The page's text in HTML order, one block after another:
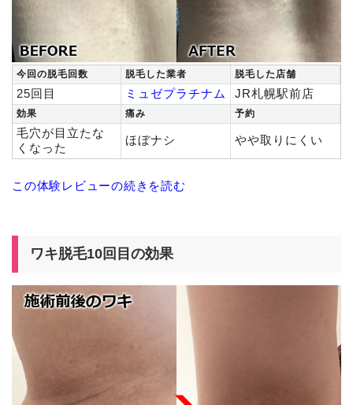
今回の脱毛回数 脱毛した業者 脱毛した店舗
25回目 ミュゼプラチナム JR札幌駅前店
効果 痛み 予約
毛穴が目立たな
くなった
ほぼナシ やや取りにくい
この体験レビューの続きを読む
ワキ脱毛10回目の効果